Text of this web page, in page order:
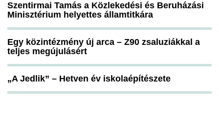
Szentirmai Tamás a Közlekedési és Beruházási
Minisztérium helyettes államtitkára
Egy közintézmény új arca – Z90 zsaluziákkal a
teljes megújulásért
„A Jedlik” – Hetven év iskolaépítészete